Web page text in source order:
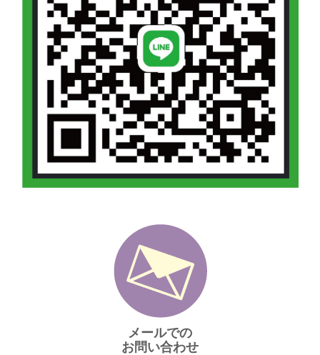
メールでの
お問い合わせ